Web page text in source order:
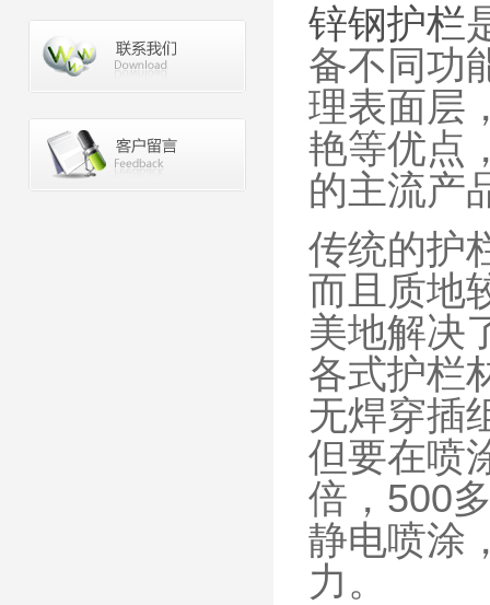
锌钢护栏
备不同功
理表面层
艳等优点
的主流产
传统的护
而且质地
美地解决
各式护栏
无焊穿插
但要在喷
倍，500
静电喷涂
力。